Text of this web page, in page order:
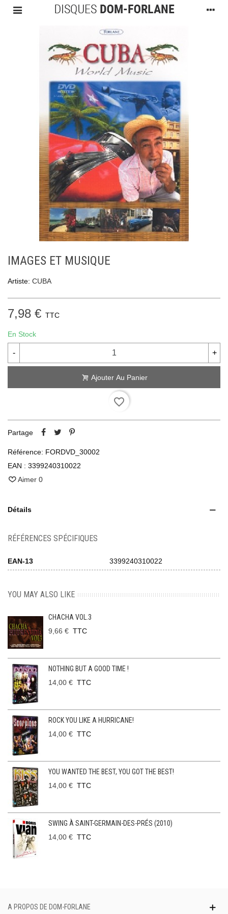
IMAGES ET MUSIQUE
Artiste: CUBA
7,98 € TTC
En Stock
- +
Ajouter Au Panier
favorite_border
Partage
Référence: FORDVD_30002
EAN : 3399240310022
Aimer 0
Détails
RÉFÉRENCES SPÉCIFIQUES
EAN-13 3399240310022
YOU MAY ALSO LIKE
CHACHA VOL.3
9,66 € TTC
NOTHING BUT A GOOD TIME !
14,00 € TTC
ROCK YOU LIKE A HURRICANE!
14,00 € TTC
YOU WANTED THE BEST, YOU GOT THE BEST!
14,00 € TTC
SWING À SAINT-GERMAIN-DES-PRÉS (2010)
14,00 € TTC
A PROPOS DE DOM-FORLANE